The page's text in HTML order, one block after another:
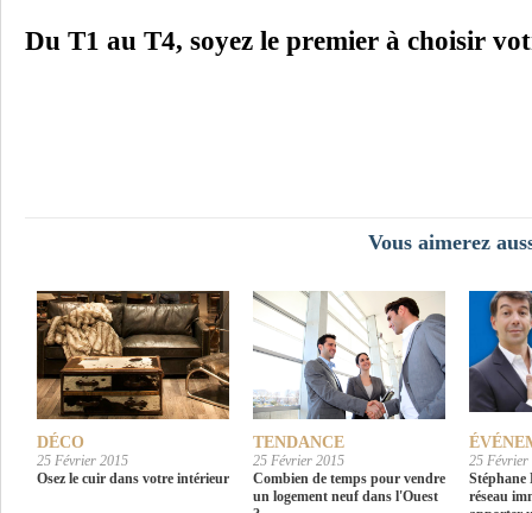
Du T1 au T4, soyez le premier à choisir
Vous aimerez
DÉCO
25 Février 2015
Osez le cuir dans votre intérieur
TENDANCE
25 Février 2015
Combien de temps pour vendre
un logement neuf dans l'Ouest
25 Février
Stéphane
réseau